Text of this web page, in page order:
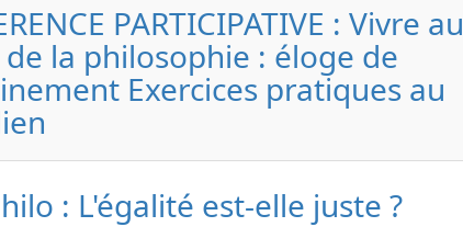
PARTICIPATIVE : Vivre au
la philosophie : éloge de
Exercices pratiques au
: L'égalité est-elle juste ?